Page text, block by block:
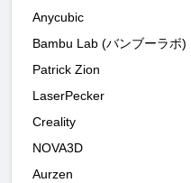
Anycubic
Bambu Lab (バンブーラボ)
Patrick Zion
LaserPecker
Creality
NOVA3D
Aurzen